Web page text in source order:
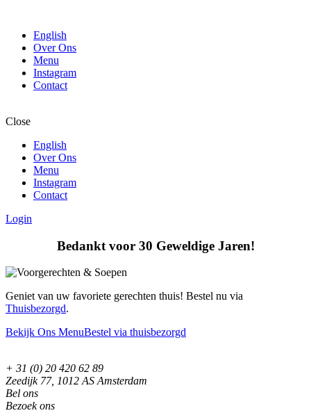
English
Over Ons
Menu
Instagram
Contact
Close
English
Over Ons
Menu
Instagram
Contact
Login
Bedankt voor 30 Geweldige Jaren!
Geniet van uw favoriete gerechten thuis! Bestel nu via
Thuisbezorgd.
Bekijk Ons MenuBestel via thuisbezorgd
+ 31 (0) 20 420 62 89
Zeedijk 77, 1012 AS Amsterdam
Bel ons
Bezoek ons